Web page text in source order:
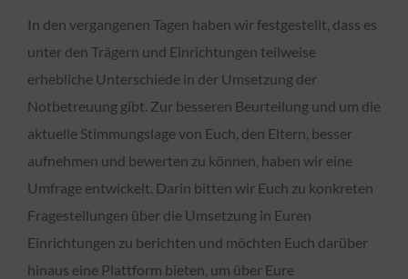
In den vergangenen Tagen haben wir festgestellt, dass es
unter den Trägern und Einrichtungen teilweise
erhebliche Unterschiede in der Umsetzung der
Notbetreuung gibt. Zur besseren Beurteilung und um die
aktuelle Stimmungslage von Euch, den Eltern, besser
aufnehmen und bewerten zu können, haben wir eine
Umfrage entwickelt. Darin bitten wir Euch zu konkreten
Fragestellungen über die Umsetzung in Euren
Einrichtungen zu berichten und möchten Euch darüber
hinaus eine Plattform bieten, um über Eure